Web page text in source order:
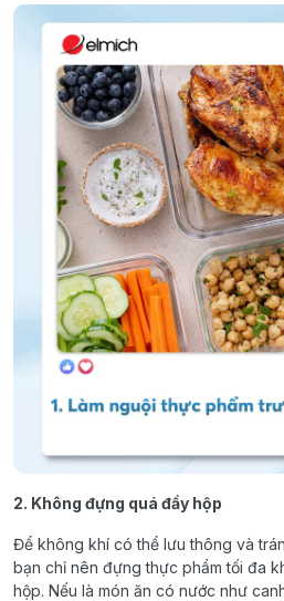
2. Không đựng quá đầy hộp
Để không khí có thể lưu thông và
bạn chỉ nên đựng thực phẩm tối đa
hộp. Nếu là món ăn có nước như